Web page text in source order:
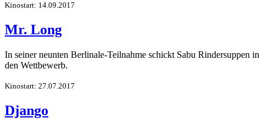
Kinostart: 14.09.2017
Mr. Long
In seiner neunten Berlinale-Teilnahme schickt Sabu Rindersuppen in
den Wettbewerb.
Kinostart: 27.07.2017
Django